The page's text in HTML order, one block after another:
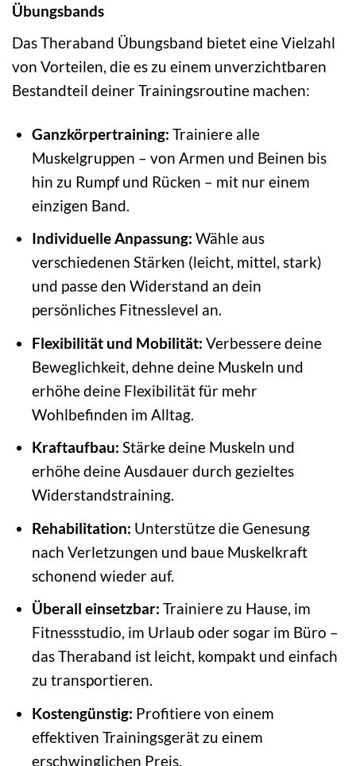
Übungsbands
Das Theraband Übungsband bietet eine Vielzahl
von Vorteilen, die es zu einem unverzichtbaren
Bestandteil deiner Trainingsroutine machen:
Ganzkörpertraining: Trainiere alle
Muskelgruppen – von Armen und Beinen bis
hin zu Rumpf und Rücken – mit nur einem
einzigen Band.
Individuelle Anpassung: Wähle aus
verschiedenen Stärken (leicht, mittel, stark)
und passe den Widerstand an dein
persönliches Fitnesslevel an.
Flexibilität und Mobilität: Verbessere deine
Beweglichkeit, dehne deine Muskeln und
erhöhe deine Flexibilität für mehr
Wohlbefinden im Alltag.
Kraftaufbau: Stärke deine Muskeln und
erhöhe deine Ausdauer durch gezieltes
Widerstandstraining.
Rehabilitation: Unterstütze die Genesung
nach Verletzungen und baue Muskelkraft
schonend wieder auf.
Überall einsetzbar: Trainiere zu Hause, im
Fitnessstudio, im Urlaub oder sogar im Büro –
das Theraband ist leicht, kompakt und einfach
zu transportieren.
Kostengünstig: Profitiere von einem
effektiven Trainingsgerät zu einem
erschwinglichen Preis.